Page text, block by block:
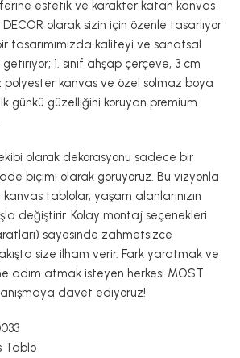
estetik ve karakter katan kanvas
olarak sizin için özenle tasarlıyor
tasarımımızda kaliteyi ve sanatsal
1. sınıf ahşap çerçeve, 3 cm
polyester kanvas ve özel solmaz boya
günkü güzelliğini koruyan premium
olarak dekorasyonu sadece bir
biçimi olarak görüyoruz. Bu vizyonla
kanvas tablolar, yaşam alanlarınızın
değiştirir. Kolay montaj seçenekleri
sayesinde zahmetsizce
size ilham verir. Fark yaratmak ve
adım atmak isteyen herkesi MOST
davet ediyoruz!
Tablo